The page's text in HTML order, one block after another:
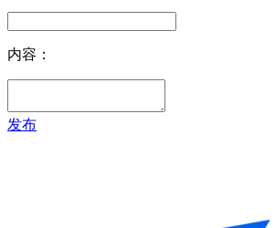
内容：
发布